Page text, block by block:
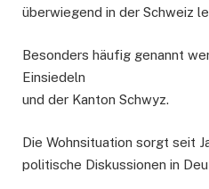
überwiegend in der Schweiz
Besonders häufig genannt
Einsiedeln
und der Kanton Schwyz.
Die Wohnsituation sorgt seit
politische Diskussionen in